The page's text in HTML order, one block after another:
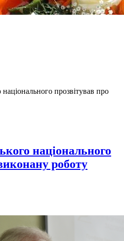
прозвітував про
національного
роботу